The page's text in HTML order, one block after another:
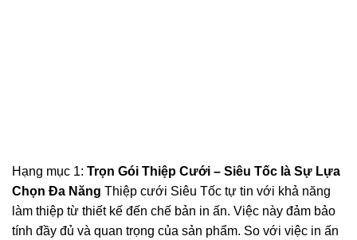
Hạng mục 1: Trọn Gói Thiệp Cưới – Siêu Tốc là Sự Lựa
Chọn Đa Năng Thiệp cưới Siêu Tốc tự tin với khả năng
làm thiệp từ thiết kế đến chế bản in ấn. Việc này đảm bảo
tính đầy đủ và quan trọng của sản phẩm. So với việc in ấn